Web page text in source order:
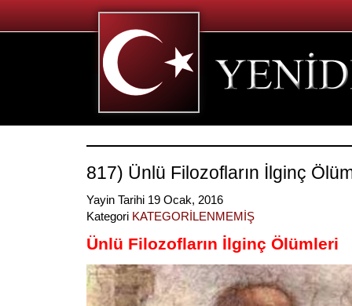
817) Ünlü Filozofların İlginç
Yayin Tarihi 19 Ocak, 2016
Kategori KATEGORİLENMEMİŞ
Ünlü Filozofların İlginç Ölümleri